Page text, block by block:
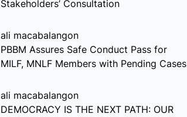
Stakeholders’ Consultation
ali macabalangon
PBBM Assures Safe Conduct Pass for
MILF, MNLF Members with Pending Cases
ali macabalangon
DEMOCRACY IS THE NEXT PATH: OUR